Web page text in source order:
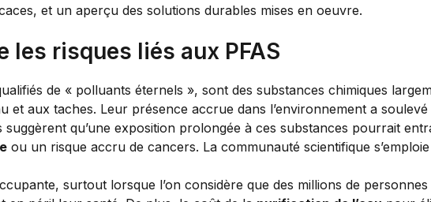
et un aperçu des solutions durables mises en oeuvre.
les risques liés aux PFAS
de « polluants éternels », sont des substances chimiques
et aux taches. Leur présence accrue dans l’environnement a
suggèrent qu’une exposition prolongée à ces substances pourrait
ou un risque accru de cancers. La communauté scientifique
surtout lorsque l’on considère que des millions de